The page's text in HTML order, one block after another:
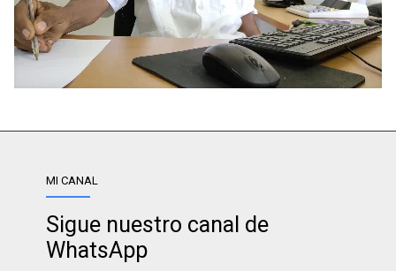
MI CANAL
Sigue nuestro canal de
WhatsApp